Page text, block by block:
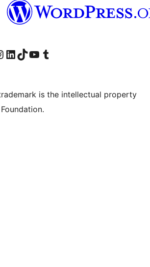
Instagram konto
Besøg vores LinkedIn konto
Besøg vores TikTok-konto
Besøg vores YouTube-kanalBesøg vores Tumblr-konto
is the intellectual property